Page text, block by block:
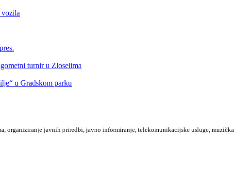
turnir u Zloselima
u Gradskom parku
organiziranje javnih priredbi, javno informiranje, telekomunikacijske usluge,